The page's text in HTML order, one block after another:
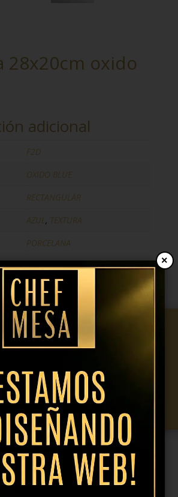
28x20cm oxido
adicional
F2D
OXIDO BLUE
RECTANGULAR
AZUL , TEXTURA
PORCELANA
28X20CM
€ IVA incl.
Añadir al presupuesto
×